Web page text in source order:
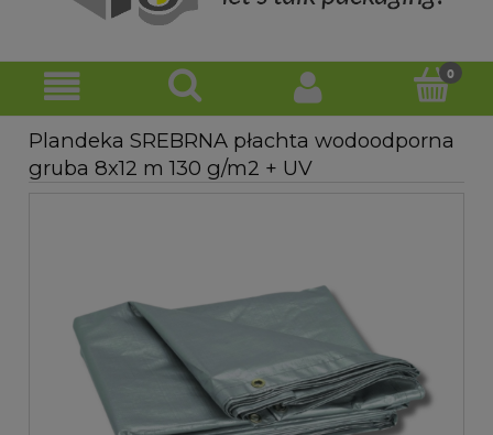
Plandeka SREBRNA płachta wodoodporna
gruba 8x12 m 130 g/m2 + UV